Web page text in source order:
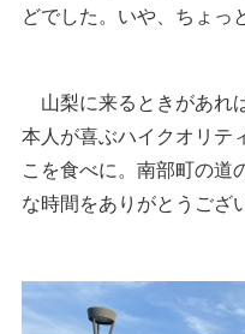
どでした。いや、ちょっ
山梨に来るときがあれ
本人が喜ぶハイクオリテ
こを食べに。南部町の道
な時間をありがとうござ